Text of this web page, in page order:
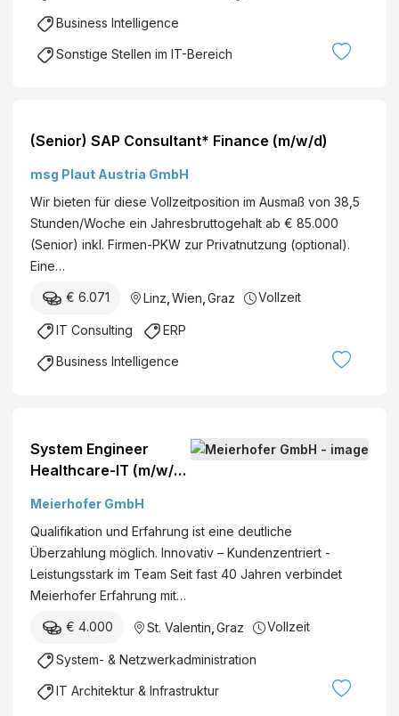
Business Intelligence
Sonstige Stellen im IT-Bereich
(Senior) SAP Consultant* Finance (m/w/d)
msg Plaut Austria GmbH
Wir bieten für diese Vollzeitposition im Ausmaß von 38,5
Stunden/Woche ein Jahresbruttogehalt ab € 85.000
(Senior) inkl. Firmen-PKW zur Privatnutzung (optional).
Eine…
€ 6.071 Linz Wien Graz Vollzeit
IT Consulting ERP
Business Intelligence
System Engineer
Healthcare-IT (m/w/d)
Österreich Vollzeit
Festanstellung
Meierhofer GmbH
Qualifikation und Erfahrung ist eine deutliche
Überzahlung möglich. Innovativ – Kundenzentriert -
Leistungsstark im Team Seit fast 40 Jahren verbindet
Meierhofer Erfahrung mit…
€ 4.000 St. Valentin Graz Vollzeit
System- & Netzwerkadministration
IT Architektur & Infrastruktur